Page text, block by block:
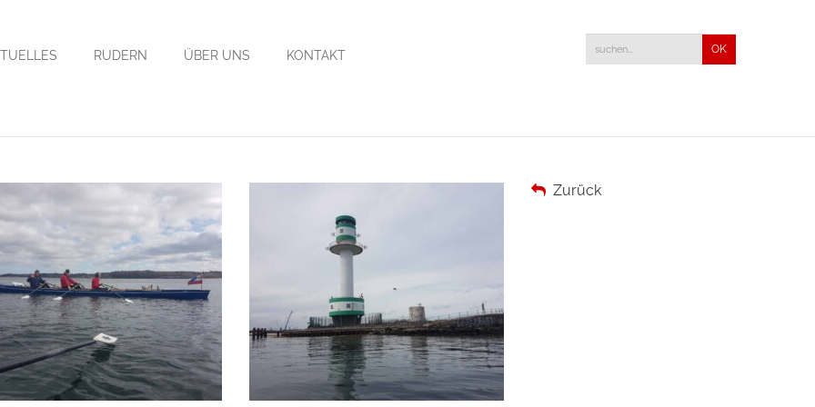
RUDERN ÜBER UNS KONTAKT
Zurück